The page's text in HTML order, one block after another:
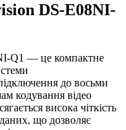
DS-E08NI-
Q1 — це компактне
до восьми
кодування відео
висока чіткість
що дозволяє